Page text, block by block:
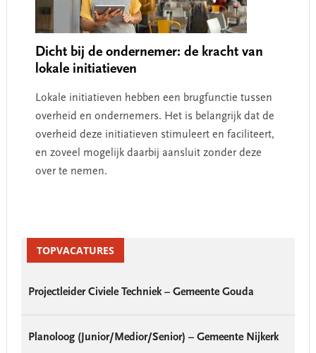
Dicht bij de ondernemer: de kracht van
lokale initiatieven
Lokale initiatieven hebben een brugfunctie tussen
overheid en ondernemers. Het is belangrijk dat de
overheid deze initiatieven stimuleert en faciliteert,
en zoveel mogelijk daarbij aansluit zonder deze
over te nemen.
SidebarTOPVACATURES
Projectleider Civiele Techniek – Gemeente Gouda
Planoloog (Junior/Medior/Senior) – Gemeente Nijkerk